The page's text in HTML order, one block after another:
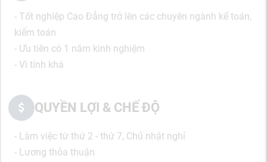
- Tốt nghiệp Cao Đẳng trở lên các chuyên ngành kế toán,
kiểm toán
- Ưu tiên có 1 năm kinh nghiệm
- Vi tính khá
QUYỀN LỢI & CHẾ ĐỘ
- Làm việc từ thứ 2 - thứ 7, Chủ nhật nghỉ
- Lương thỏa thuận